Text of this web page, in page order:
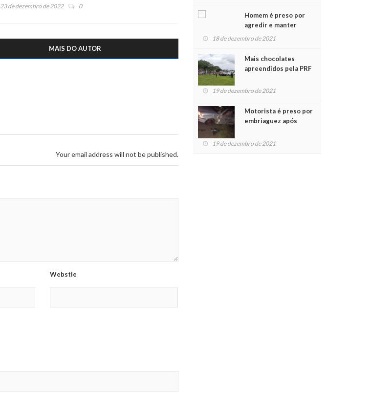
23 de dezembro de 2022 0
MAIS DO AUTOR
Your email address will not be published.
Webstie
Homem é preso por
agredir e manter
mulher em cárcere
18 de dezembro de 2021
Mais chocolates
apreendidos pela PRF
crianças no Natal
19 de dezembro de 2021
Motorista é preso por
embriaguez após
feridos
19 de dezembro de 2021